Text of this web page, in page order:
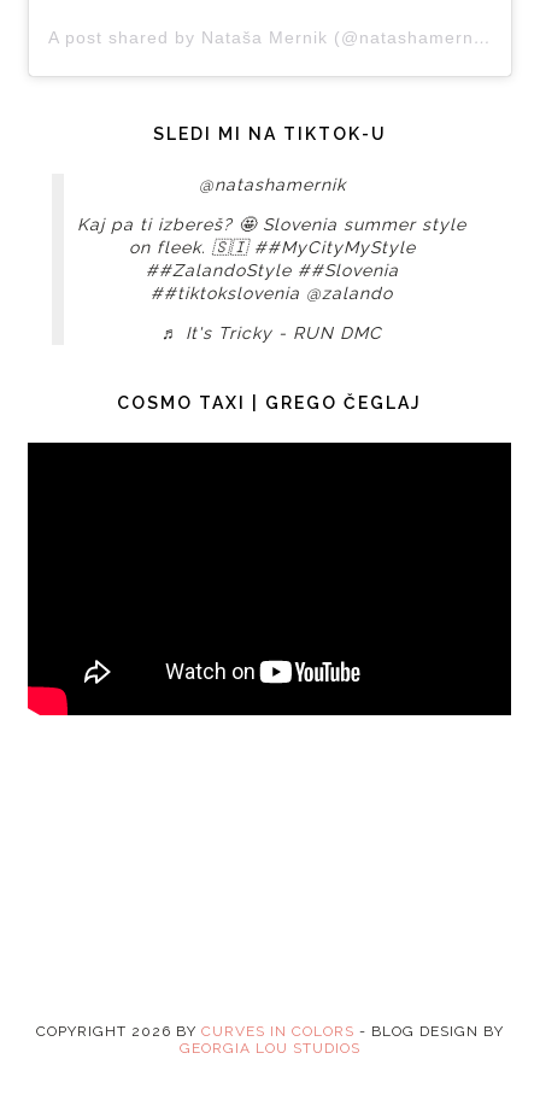
A post shared by Nataša Mernik (@natashamernik)
SLEDI MI NA TIKTOK-U
@natashamernik
Kaj pa ti izbereš? 🤩 Slovenia summer style
on fleek. 🇸🇮 ##MyCityMyStyle
##ZalandoStyle ##Slovenia
##tiktokslovenia @zalando
♬ It's Tricky - RUN DMC
COSMO TAXI | GREGO ČEGLAJ
COPYRIGHT 2026 BY CURVES IN COLORS - BLOG DESIGN BY
GEORGIA LOU STUDIOS